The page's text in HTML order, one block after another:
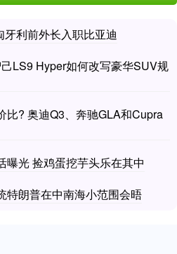
利前外长入职比亚迪
LS9 Hyper如何改写豪华SUV规
比? 奥迪Q3、奔驰GLA和Cupra
曝光 捡鸡蛋挖芋头乐在其中
特朗普在中南海小范围会晤